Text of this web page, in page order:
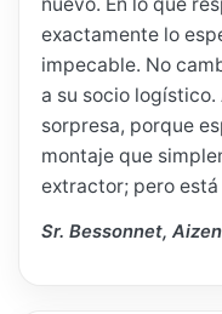
nuevo. En lo que
exactamente lo
impecable. No
a su socio
sorpresa, porque
montaje que
extractor; pero
Sr. Bessonnet,